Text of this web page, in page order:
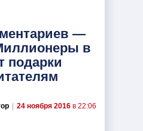
—
в
подарки
24 ноября 2016 в 22:06